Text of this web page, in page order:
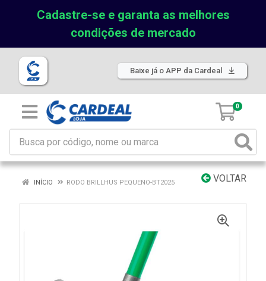
Cadastre-se e garanta as melhores
condições de mercado
Baixe já o APP da Cardeal
0
VOLTAR
INÍCIO RODO BRILLHUS PEQUENO-BT2025